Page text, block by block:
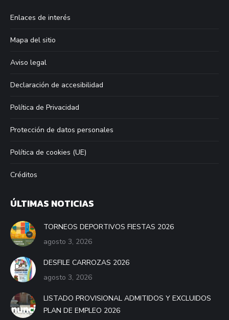
new
window
new
window
new
window
new
Enlaces de interés
Mapa del sitio
Aviso legal
Declaración de accesibilidad
Política de Privacidad
Protección de datos personales
Política de cookies (UE)
Créditos
ÚLTIMAS NOTICIAS
TORNEOS DEPORTIVOS FIESTAS 2026
agosto 3, 2026
DESFILE CARROZAS 2026
agosto 3, 2026
LISTADO PROVISIONAL ADMITIDOS Y EXCLUIDOS
PLAN DE EMPLEO 2026